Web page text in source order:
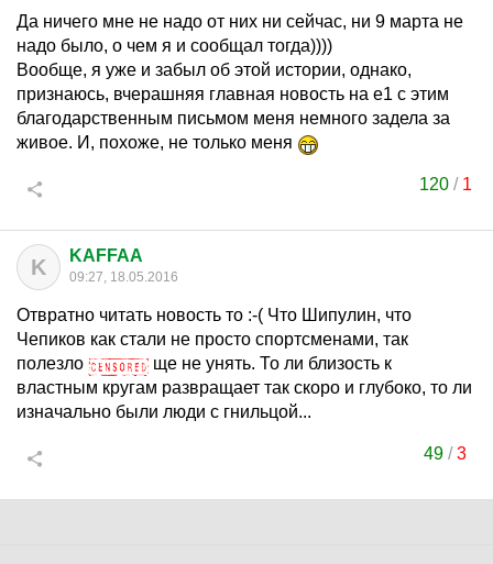
Да ничего мне не надо от них ни сейчас, ни 9 марта не
надо было, о чем я и сообщал тогда))))
Вообще, я уже и забыл об этой истории, однако,
признаюсь, вчерашняя главная новость на е1 с этим
благодарственным письмом меня немного задела за
живое. И, похоже, не только меня
120/ 1
K KAFFAA
09:27, 18.05.2016
Отвратно читать новость то :-( Что Шипулин, что
Чепиков как стали не просто спортсменами, так
полезло
ще не унять. То ли близость к
властным кругам развращает так скоро и глубоко, то ли
изначально были люди с гнильцой...
49 /3